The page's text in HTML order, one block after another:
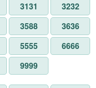
3131
3232
3588
3636
5555
6666
9999